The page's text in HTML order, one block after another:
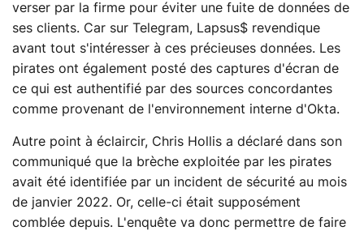
verser par la firme pour éviter une fuite de données de
ses clients. Car sur Telegram, Lapsus$ revendique
avant tout s'intéresser à ces précieuses données. Les
pirates ont également posté des captures d'écran de
ce qui est authentifié par des sources concordantes
comme provenant de l'environnement interne d'Okta.
Autre point à éclaircir, Chris Hollis a déclaré dans son
communiqué que la brèche exploitée par les pirates
avait été identifiée par un incident de sécurité au mois
de janvier 2022. Or, celle-ci était supposément
comblée depuis. L'enquête va donc permettre de faire